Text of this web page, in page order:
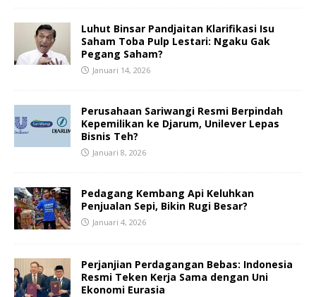
Luhut Binsar Pandjaitan Klarifikasi Isu
Saham Toba Pulp Lestari: Ngaku Gak
Pegang Saham?
Januari 14, 2026
Perusahaan Sariwangi Resmi Berpindah
Kepemilikan ke Djarum, Unilever Lepas
Bisnis Teh?
Januari 8, 2026
Pedagang Kembang Api Keluhkan
Penjualan Sepi, Bikin Rugi Besar?
Januari 4, 2026
Perjanjian Perdagangan Bebas: Indonesia
Resmi Teken Kerja Sama dengan Uni
Ekonomi Eurasia